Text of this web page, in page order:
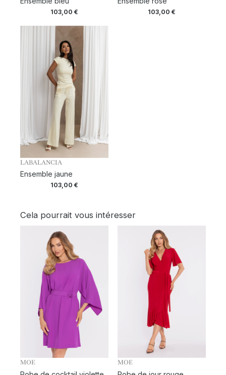
103,00€ 103,00 €
LABALANCIA
Ensemble jaune
103,00€
Cela pourrait vous intéresser
MOE MOE